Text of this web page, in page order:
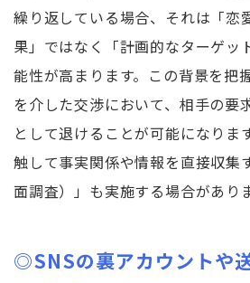
繰り返している場合、それは「恋
果」ではなく「計画的なターゲッ
能性が高まります。この背景を把
を介した交渉において、相手の要
として退けることが可能になりま
触して事実関係や情報を直接収集
面調査）」も実施する場合があり
◎SNSの裏アカウントや